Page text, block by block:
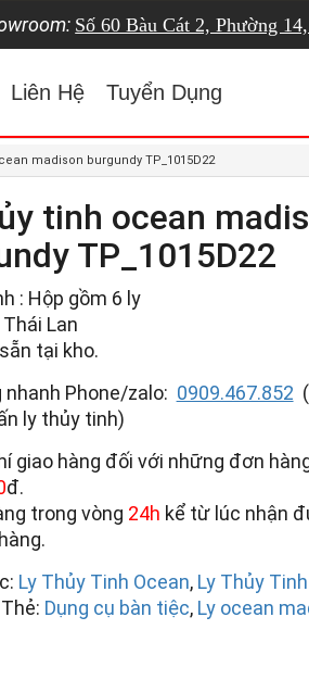
Số 60 Bàu Cát 2, Phường
Liên Hệ Tuyển Dụng
madison burgundy TP_1015D22
tinh ocean
TP_1015D22
: Hộp gồm 6 ly
Lan
tại kho.
Phone/zalo: 0909.467.852
ly thủy tinh)
giao hàng đối với những đơn
đ.
trong vòng 24h kể từ lúc nhận
Ly Thủy Tinh Ocean, Ly Thủy
Thẻ: Dụng cụ bàn tiệc, Ly ocean